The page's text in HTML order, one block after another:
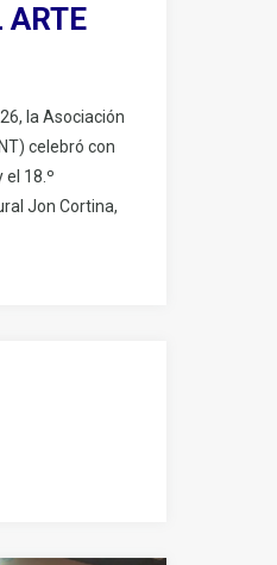
ARTE
la Asociación
celebró con
el 18.º
Jon Cortina,